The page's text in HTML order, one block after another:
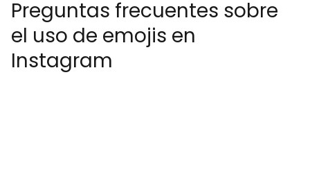
Preguntas frecuentes sobre
el uso de emojis en
Instagram